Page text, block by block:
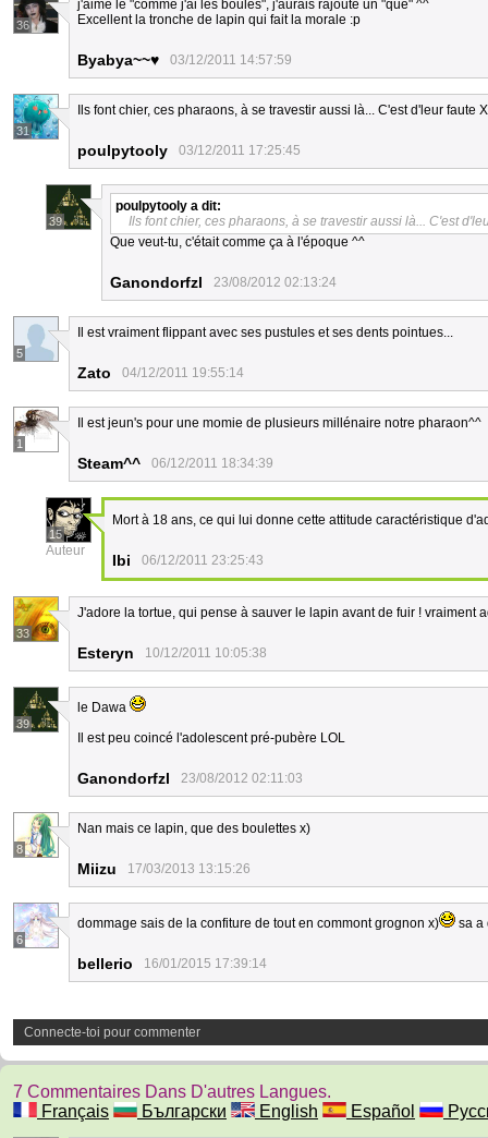
36
j'aime le "comme j'ai les boules", j'aurais rajouté un "que" ^^
Excellent la tronche de lapin qui fait la morale :p
Byabya~~♥ 03/12/2011 14:57:59
31
Ils font chier, ces pharaons, à se travestir aussi là... C'est d'leur faute
poulpytooly 03/12/2011 17:25:45
39
poulpytooly a dit:
Ils font chier, ces pharaons, à se travestir aussi là... C'est
Que veut-tu, c'était comme ça à l'époque ^^
Ganondorfzl 23/08/2012 02:13:24
5
Il est vraiment flippant avec ses pustules et ses dents pointues...
Zato 04/12/2011 19:55:14
1
Il est jeun's pour une momie de plusieurs millénaire notre pharaon^^
Steam^^ 06/12/2011 18:34:39
15
Auteur
Mort à 18 ans, ce qui lui donne cette attitude caractéristique
Ibi 06/12/2011 23:25:43
33
J'adore la tortue, qui pense à sauver le lapin avant de fuir ! vraiment
Esteryn 10/12/2011 10:05:38
39
le Dawa
Il est peu coincé l'adolescent pré-pubère LOL
Ganondorfzl 23/08/2012 02:11:03
8
Nan mais ce lapin, que des boulettes x)
Miizu 17/03/2013 13:15:26
6
dommage sais de la confiture de tout en commont grognon x) sa a
bellerio 16/01/2015 17:39:14
Connecte-toi pour commenter
7 Commentaires Dans D'autres Langues.
Français
Български English Español